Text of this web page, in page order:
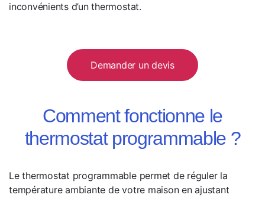
inconvénients d’un thermostat.
Demander un devis
Comment fonctionne le
thermostat programmable ?
Le thermostat programmable permet de réguler la
température ambiante de votre maison en ajustant